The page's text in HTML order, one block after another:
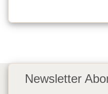
Newsletter